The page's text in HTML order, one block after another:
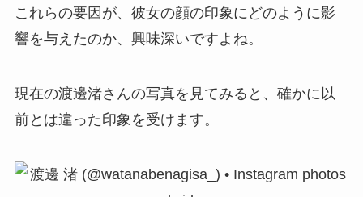
これらの要因が、彼女の顔の印象にどのように影
響を与えたのか、興味深いですよね。
現在の渡邊渚さんの写真を見てみると、確かに以
前とは違った印象を受けます。